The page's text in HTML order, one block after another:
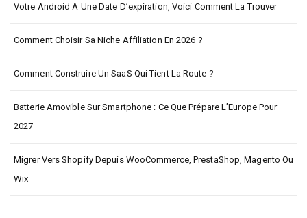
Votre Android A Une Date D’expiration, Voici Comment La Trouver
Comment Choisir Sa Niche Affiliation En 2026 ?
Comment Construire Un SaaS Qui Tient La Route ?
Batterie Amovible Sur Smartphone : Ce Que Prépare L’Europe Pour
2027
Migrer Vers Shopify Depuis WooCommerce, PrestaShop, Magento Ou
Wix